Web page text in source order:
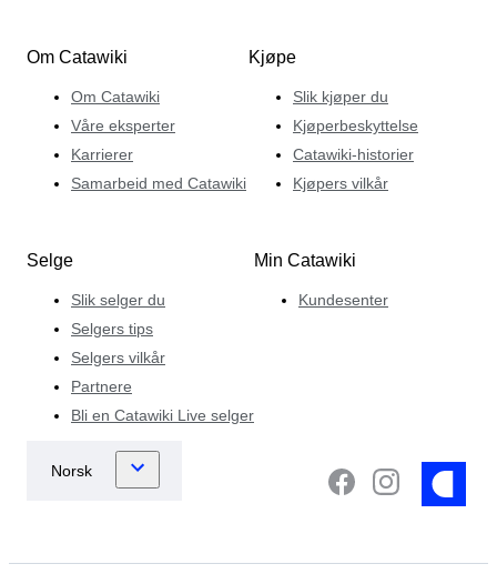
Om Catawiki
Om Catawiki
Våre eksperter
Karrierer
Samarbeid med Catawiki
Kjøpe
Slik kjøper du
Kjøperbeskyttelse
Catawiki-historier
Kjøpers vilkår
Selge
Slik selger du
Selgers tips
Selgers vilkår
Partnere
Bli en Catawiki Live selger
Min Catawiki
Kundesenter